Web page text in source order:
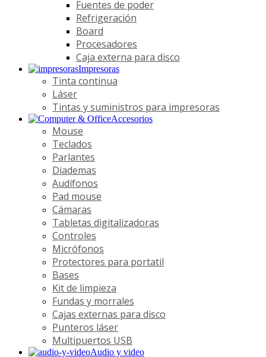
Fuentes de poder
Refrigeración
Board
Procesadores
Caja externa para disco
Impresoras
Tinta continua
Láser
Tintas y suministros para impresoras
Accesorios
Mouse
Teclados
Parlantes
Diademas
Audífonos
Pad mouse
Cámaras
Tabletas digitalizadoras
Controles
Micrófonos
Protectores para portatil
Bases
Kit de limpieza
Fundas y morrales
Cajas externas para disco
Punteros láser
Multipuertos USB
Audio y video